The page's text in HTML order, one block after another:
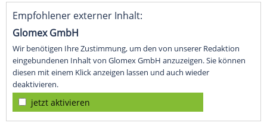
Empfohlener externer Inhalt:
Glomex GmbH
Wir benötigen Ihre Zustimmung, um den von unserer Redaktion
eingebundenen Inhalt von Glomex GmbH anzuzeigen. Sie können
diesen mit einem Klick anzeigen lassen und auch wieder
deaktivieren.
jetzt aktivieren